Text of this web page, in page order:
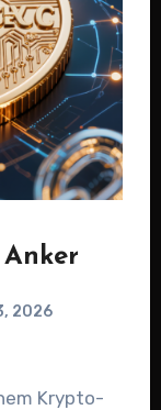
2026
Krypto-